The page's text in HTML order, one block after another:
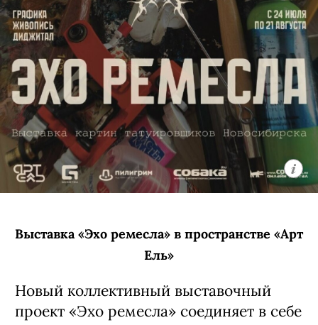
Павел Артемьев — музыкант, актер
и автор песен, получивший широкую
известность в начале двухтысячных
годов благодаря участию в проекте
«Фабрика звезд» и группе «Корни».
Позже он выбрал самостоятельный
путь и основал проект ARTEMIEV.
За пятнадцать лет коллектив прошел
путь от камерного инди-рока
к сложному звучанию, сочетающему
и заслужил репутацию авторов
глубокой, атмосферной музыки
6 августа, 20:00 (сбор гостей с 19:00)